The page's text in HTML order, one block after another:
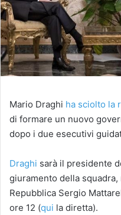
Mario Draghi ha sciolto la
di formare un nuovo
dopo i due esecutivi
Draghi sarà il presidente
giuramento della
Repubblica Sergio
ore 12 (qui la diretta).